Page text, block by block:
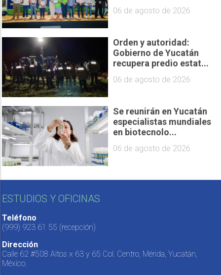
06 de agosto de 2026
Orden y autoridad:
Gobierno de Yucatán
recupera predio estat...
06 de agosto de 2026
Se reunirán en Yucatán
especialistas mundiales
en biotecnolo...
06 de agosto de 2026
ESTUDIOS Y OFICINAS
Teléfono
(999) 923 61 55 (recepción)
Dirección
Calle 62 #508 Altos x 63 y 65 Col. Centro, Mérida, Yucatán,
México.